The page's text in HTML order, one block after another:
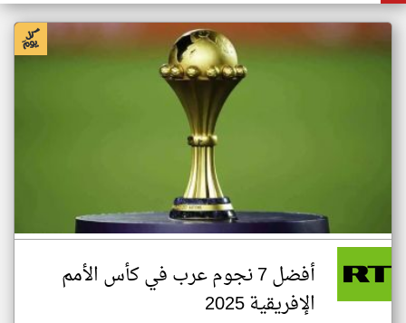
أفضل 7 نجوم عرب في كأس الأمم
الإفريقية 2025